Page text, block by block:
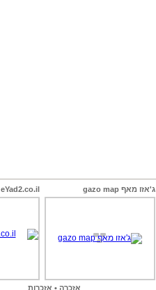
ג'אזו מאף gazo map eYad2.co.il | כל האלקטרוניקה יד-שנייה במקום אחד
אזכרה • אזכרות